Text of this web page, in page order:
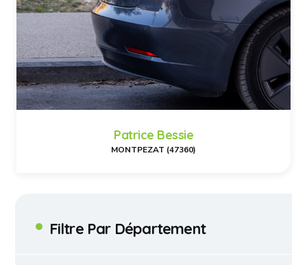
Filtre Par Département
Patrice Bessie
MONTPEZAT (47360)